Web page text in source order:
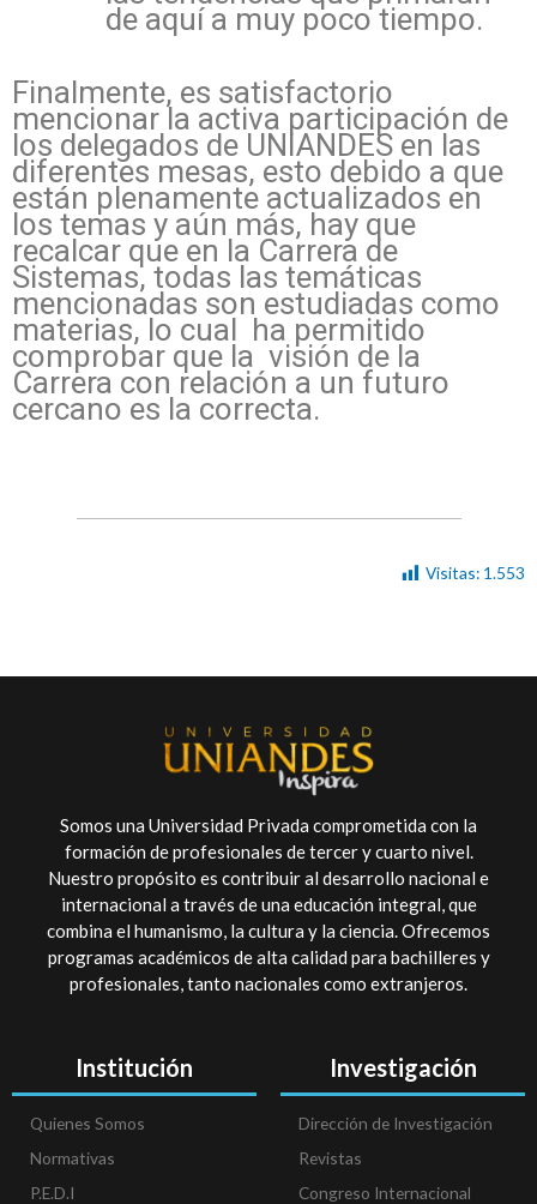
de aquí a muy poco tiempo.
Finalmente, es satisfactorio
mencionar la activa participación de
los delegados de UNIANDES en las
diferentes mesas, esto debido a que
están plenamente actualizados en
los temas y aún más, hay que
recalcar que en la Carrera de
Sistemas, todas las temáticas
mencionadas son estudiadas como
materias, lo cual ha permitido
comprobar que la visión de la
Carrera con relación a un futuro
cercano es la correcta.
Visitas: 1.553
Somos una Universidad Privada comprometida con la
formación de profesionales de tercer y cuarto nivel.
Nuestro propósito es contribuir al desarrollo nacional e
internacional a través de una educación integral, que
combina el humanismo, la cultura y la ciencia. Ofrecemos
programas académicos de alta calidad para bachilleres y
profesionales, tanto nacionales como extranjeros.
Institución
Quienes Somos
Normativas
P.E.D.I
Investigación
Dirección de Investigación
Revistas
Congreso Internacional